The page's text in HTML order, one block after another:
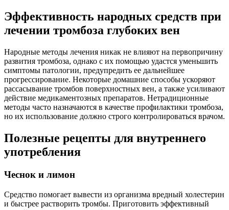
Эффективность народных средств при
лечении тромбоза глубоких вен
Народные методы лечения никак не влияют на первопричину
развития тромбоза, однако с их помощью удастся уменьшить
симптомы патологии, предупредить ее дальнейшее
прогрессирование. Некоторые домашние способы ускоряют
рассасывание тромбов поверхностных вен, а также усиливают
действие медикаментозных препаратов. Нетрадиционные
методы часто назначаются в качестве профилактики тромбоза,
но их использование должно строго контролироваться врачом.
Полезные рецепты для внутреннего
употребления
Чеснок и лимон
Средство помогает вывести из организма вредный холестерин
и быстрее растворить тромбы. Приготовить эффективный